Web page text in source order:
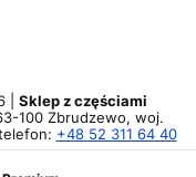
| Sklep z częściami
100 Zbrudzewo, woj.
+48 52 311 64 40